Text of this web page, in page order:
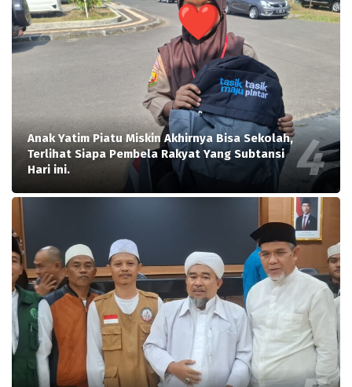
Anak Yatim Piatu Miskin Akhirnya Bisa Sekolah,
Terlihat Siapa Pembela Rakyat Yang Subtansi
Hari ini.